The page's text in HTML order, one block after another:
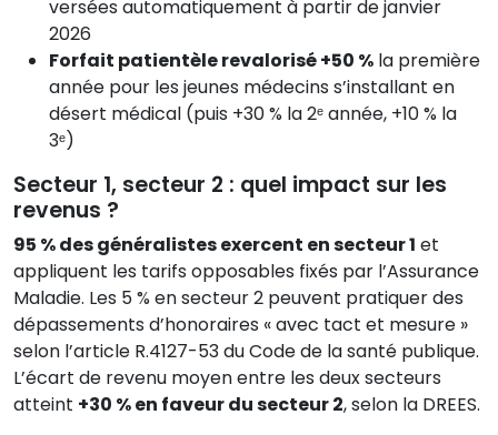
versées automatiquement à partir de janvier
2026
Forfait patientèle revalorisé +50 % la première
année pour les jeunes médecins s’installant en
désert médical (puis +30 % la 2ᵉ année, +10 % la
3ᵉ)
Secteur 1, secteur 2 : quel impact sur les
revenus ?
95 % des généralistes exercent en secteur 1 et
appliquent les tarifs opposables fixés par l’Assurance
Maladie. Les 5 % en secteur 2 peuvent pratiquer des
dépassements d’honoraires « avec tact et mesure »
selon l’article R.4127-53 du Code de la santé publique.
L’écart de revenu moyen entre les deux secteurs
atteint +30 % en faveur du secteur 2, selon la DREES.